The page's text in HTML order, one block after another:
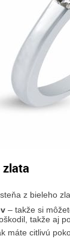
zlata
z bieleho
– takže si
takže aj
máte citlivú